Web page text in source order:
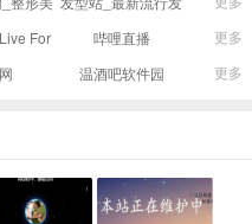
型设计发型图片与
For
生爱
哔哩直播
更多
温酒吧软件园 更多